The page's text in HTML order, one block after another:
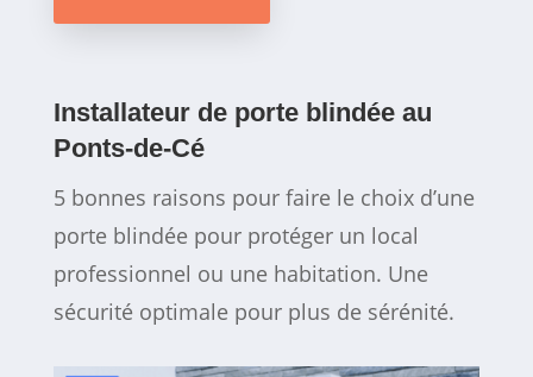
Installateur de porte blindée au
Ponts-de-Cé
5 bonnes raisons pour faire le choix d’une
porte blindée pour protéger un local
professionnel ou une habitation. Une
sécurité optimale pour plus de sérénité.